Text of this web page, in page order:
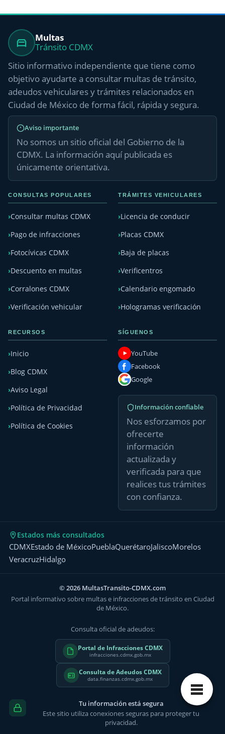
Multas
Tránsito CDMX
Sitio informativo independiente que tiene como
objetivo ayudarte a consultar multas de tránsito,
adeudos vehiculares y trámites relacionados en
Ciudad de México de forma fácil, rápida y segura.
Aviso importante
No somos un sitio oficial del Gobierno de la
CDMX. La información aquí publicada es
únicamente orientativa.
CONSULTAS POPULARES
Consultar multas CDMX
Pago de infracciones
Fotocívicas CDMX
Descuento en multas
Corralones CDMX
Verificación vehicular
TRÁMITES VEHICULARES
Licencia de conducir
Placas CDMX
Baja de placas
Verificentros
Calendario engomado
Hologramas verificación
RECURSOS
Inicio
Blog CDMX
Aviso Legal
Política de Privacidad
Política de Cookies
SÍGUENOS
YouTube
Facebook
Google
Información confiable
Nos esforzamos por
ofrecerte
información
actualizada y
verificada para que
realices tus trámites
con confianza.
Estados más consultados
CDMXEstado de MéxicoPueblaQuerétaroJaliscoMorelos
VeracruzHidalgo
© 2026 MultasTransito-CDMX.com
Portal informativo sobre multas e infracciones de tránsito en Ciudad
de México.
Consulta oficial de adeudos:
Portal de Infracciones CDMX
infracciones.cdmx.gob.mx
Consulta de Adeudos CDMX
data.finanzas.cdmx.gob.mx
Tu información está segura
Este sitio utiliza conexiones seguras para proteger tu
privacidad.